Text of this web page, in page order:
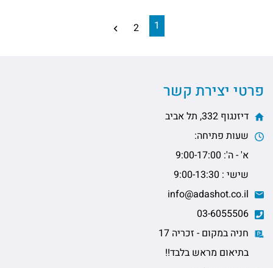
1
2
פרטי יצירת קשר
דיזנגוף 332, תל אביב
שעות פתיחה:
א' - ה': 9:00-17:00
שישי : 9:00-13:30
חניה במקום - זכריה 17
בתיאום מראש בלבד!!